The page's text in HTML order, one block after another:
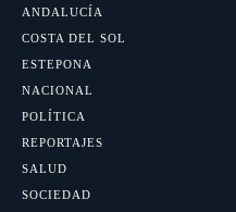
ANDALUCÍA
COSTA DEL SOL
ESTEPONA
NACIONAL
POLÍTICA
REPORTAJES
SALUD
SOCIEDAD